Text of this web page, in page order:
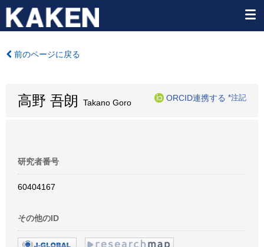
前のページに戻る
高野 吾朗 Takano Goro
ORCID連携する *注記
研究者番号
60404167
その他のID